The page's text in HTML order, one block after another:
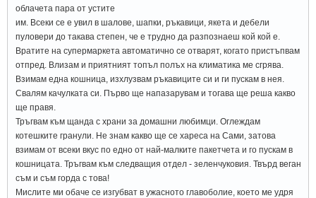
облачета пара от устите
им. Всеки се е увил в шалове, шапки, ръкавици, якета и дебели
пуловери до такава степен, че е трудно да разпознаеш кой кой е.
Вратите на супермаркета автоматично се отварят, когато пристъпвам
отпред. Влизам и приятният топъл полъх на климатика ме сгрява.
Взимам една кошница, изхлузвам ръкавиците си и ги пускам в нея.
Свалям качулката си. Първо ще напазарувам и тогава ще реша какво
ще правя.
Тръгвам към щанда с храни за домашни любимци. Оглеждам
котешките гранули. Не знам какво ще се хареса на Сами, затова
взимам от всеки вкус по едно от най-малките пакетчета и го пускам в
кошницата. Тръгвам към следващия отдел - зеленчуковия. Твърд веган
съм и съм горда с това!
Мислите ми обаче се изгубват в ужасното главоболие, което ме удря